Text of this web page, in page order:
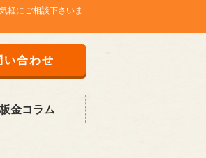
軽にご相談下さいま
い合わせ
板金コラム